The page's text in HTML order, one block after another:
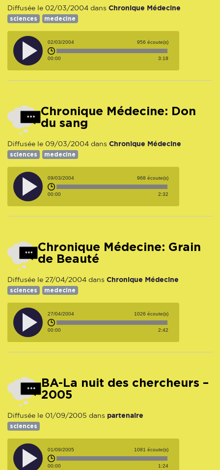
Diffusée le 02/03/2004 dans Chronique Médecine
sciences medecine
02/03/2004 956 écoute(s)
00:00 3:18
Chronique Médecine: Don
du sang
Diffusée le 09/03/2004 dans Chronique Médecine
sciences medecine
09/03/2004 968 écoute(s)
00:00 2:32
Chronique Médecine: Grain
de Beauté
Diffusée le 27/04/2004 dans Chronique Médecine
sciences medecine
27/04/2004 1026 écoute(s)
00:00 2:42
BA-La nuit des chercheurs –
2005
Diffusée le 01/09/2005 dans partenaire
sciences
01/09/2005 1081 écoute(s)
00:00 1:24